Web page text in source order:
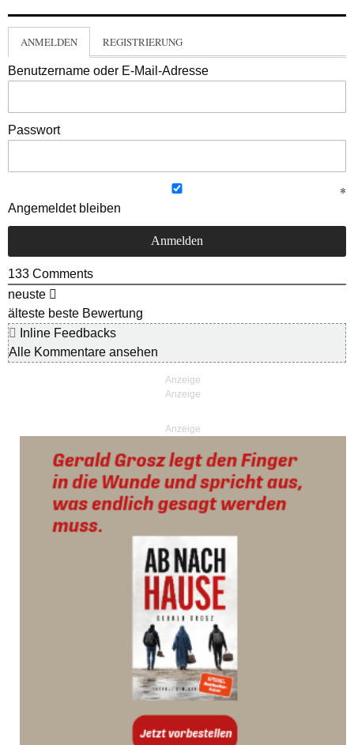
ANMELDEN REGISTRIERUNG
Benutzername oder E-Mail-Adresse
Passwort
Angemeldet bleiben
133 Comments
neuste
älteste beste Bewertung
Inline Feedbacks
Alle Kommentare ansehen
Anzeige